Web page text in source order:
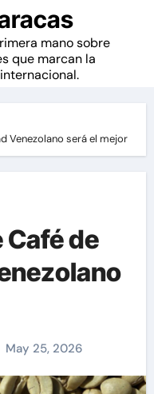
mano sobre
que marcan la
Venezolano será el mejor
de
May 25, 2026